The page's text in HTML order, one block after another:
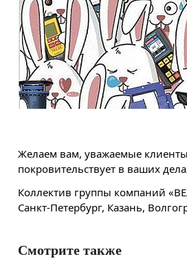
Желаем вам, уважаемые
покровительствует в ваших
Коллектив группы компаний
Санкт-Петербург, Казань,
Смотрите также